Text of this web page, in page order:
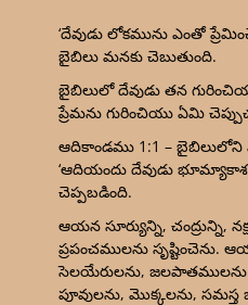
‘దేవుడు లోకమును ఎంతో
బైబిలు మనకు చెబుతుంది.
బైబిలులో దేవుడు తన
ప్రేమను గురించియు ఏమి
ఆదికాండము 1:1 –
‘ఆదియందు దేవుడు
చెప్పబడింది.
ఆయన సూర్యున్ని, చంద్రున్ని,
ప్రపంచములను సృష్టించెను.
సెలయేరులను, జలపాతములను
పూవులను, మొక్కలను, సమస్త